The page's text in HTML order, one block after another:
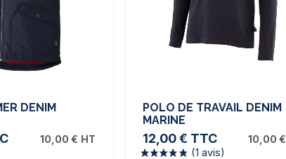
DENIM
10,00 € HT
POLO DE TRAVAIL DENIM
MARINE
12,00 € TTC 10,00 €